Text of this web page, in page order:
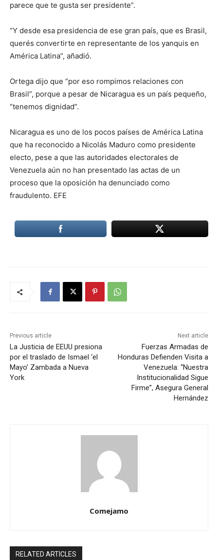
parece que te gusta ser presidente”.
“Y desde esa presidencia de ese gran país, que es Brasil,
querés convertirte en representante de los yanquis en
América Latina”, añadió.
Ortega dijo que “por eso rompimos relaciones con
Brasil”, porque a pesar de Nicaragua es un país pequeño,
“tenemos dignidad”.
Nicaragua es uno de los pocos países de América Latina
que ha reconocido a Nicolás Maduro como presidente
electo, pese a que las autoridades electorales de
Venezuela aún no han presentado las actas de un
proceso que la oposición ha denunciado como
fraudulento. EFE
Previous article
La Justicia de EEUU presiona
por el traslado de Ismael ‘el
Mayo’ Zambada a Nueva
York
Next article
Fuerzas Armadas de
Honduras Defienden Visita a
Venezuela: “Nuestra
Institucionalidad Sigue
Firme”, Asegura General
Hernández
Comejamo
RELATED ARTICLES